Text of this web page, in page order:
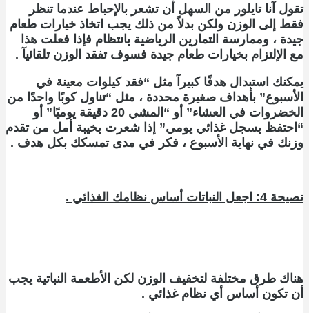
تقول آنا تايلور من السهل أن تشعر بالإحباط عندما تنظر
فقط إلى الوزن ولكن بدلاً من ذلك يجب اتخاذ خيارات طعام
جيدة ، وممارسة التمارين الرياضية بانتظام فإذا فعلت هذا
مع الإلتزام بخيارات طعام جيدة فسوف تفقد الوزن تلقائيآ .
يمكنك استبدال هدفًا كبيرآ مثل “فقد كيلوات معينة في
الأسبوع” بأهداف صغيرة محددة ، مثل “تناول كوبًا واحدًا من
الخضروات في العشاء” أو “المشي 20 دقيقة يوميًا” أو
“احتفظ بسجل غذائي يومي” إذا شعرت بخيبة أمل من تقدم
وزنك في نهاية الأسبوع ، فكر في مدى تمسكك بكل هدف .
نصيحة 4: اجعل النباتات أساس نظامك الغذائي .
هناك طرق مختلفة لتخفيف الوزن لكن الأطعمة النباتية يجب
أن تكون أساس أي نظام غذائي .